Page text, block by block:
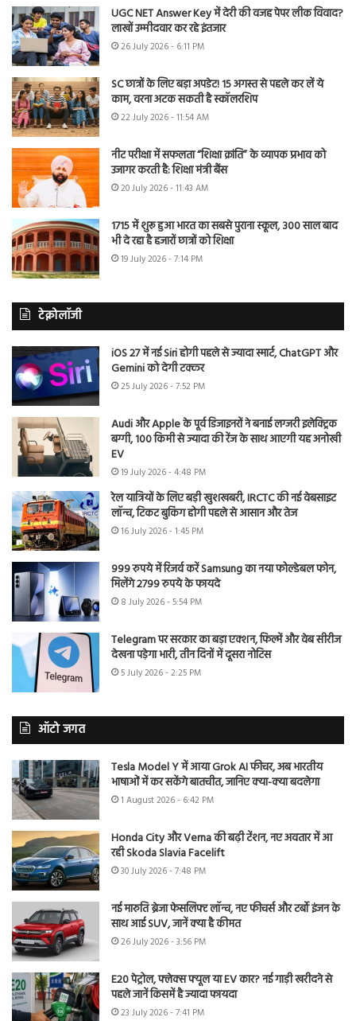
UGC NET Answer Key में देरी की वजह पेपर लीक विवाद?
लाखों उम्मीदवार कर रहे इंतजार
26 July 2026 - 6:11 PM
SC छात्रों के लिए बड़ा अपडेट! 15 अगस्त से पहले कर लें ये
काम, वरना अटक सकती है स्कॉलरशिप
22 July 2026 - 11:54 AM
नीट परीक्षा में सफलता “शिक्षा क्रांति” के व्यापक प्रभाव को
उजागर करती है: शिक्षा मंत्री बैंस
20 July 2026 - 11:43 AM
1715 में शुरू हुआ भारत का सबसे पुराना स्कूल, 300 साल बाद
भी दे रहा है हजारों छात्रों को शिक्षा
19 July 2026 - 7:14 PM
टेक्नोलॉजी
iOS 27 में नई Siri होगी पहले से ज्यादा स्मार्ट, ChatGPT और
Gemini को देगी टक्कर
25 July 2026 - 7:52 PM
Audi और Apple के पूर्व डिजाइनरों ने बनाई लग्जरी इलेक्ट्रिक
बग्गी, 100 किमी से ज्यादा की रेंज के साथ आएगी यह अनोखी
EV
19 July 2026 - 4:48 PM
रेल यात्रियों के लिए बड़ी खुशखबरी, IRCTC की नई वेबसाइट
लॉन्च, टिकट बुकिंग होगी पहले से आसान और तेज
16 July 2026 - 1:45 PM
999 रुपये में रिजर्व करें Samsung का नया फोल्डेबल फोन,
मिलेंगे 2799 रुपये के फायदे
8 July 2026 - 5:54 PM
Telegram पर सरकार का बड़ा एक्शन, फिल्में और वेब सीरीज
देखना पड़ेगा भारी, तीन दिनों में दूसरा नोटिस
5 July 2026 - 2:25 PM
ऑटो जगत
Tesla Model Y में आया Grok AI फीचर, अब भारतीय
भाषाओं में कर सकेंगे बातचीत, जानिए क्या-क्या बदलेगा
1 August 2026 - 6:42 PM
Honda City और Verna की बढ़ी टेंशन, नए अवतार में आ
रही Skoda Slavia Facelift
30 July 2026 - 7:48 PM
नई मारुति ब्रेजा फेसलिफ्ट लॉन्च, नए फीचर्स और टर्बो इंजन के
साथ आई SUV, जानें क्या है कीमत
26 July 2026 - 3:56 PM
E20 पेट्रोल, फ्लेक्स फ्यूल या EV कार? नई गाड़ी खरीदने से
पहले जानें किसमें है ज्यादा फायदा
23 July 2026 - 7:41 PM